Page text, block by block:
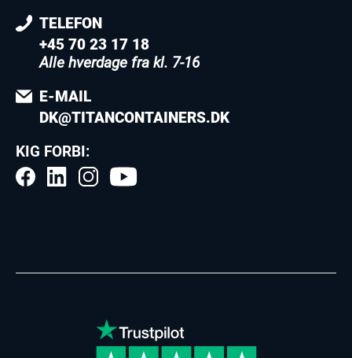
TELEFON
+45 70 23 17 18
Alle hverdage fra kl. 7-16
E-MAIL
DK@TITANCONTAINERS.DK
KIG FORBI: